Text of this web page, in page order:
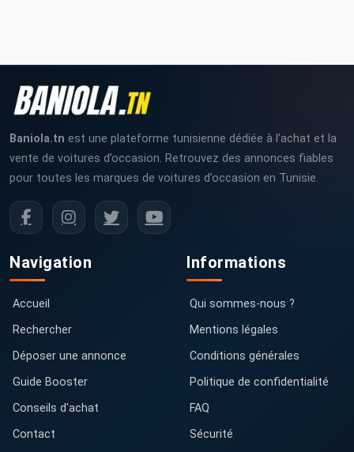
Baniola.tn est une plateforme tunisienne dédiée à l’achat et la
vente de voitures d’occasion. Retrouvez des annonces fiables
pour toutes les marques de voitures d’occasion en Tunisie.
Navigation
Accueil
Rechercher
Déposer une annonce
Guide Booster
Conseils d'achat
Contact
Informations
Qui sommes-nous ?
Mentions légales
Conditions générales
Politique de confidentialité
FAQ
Sécurité